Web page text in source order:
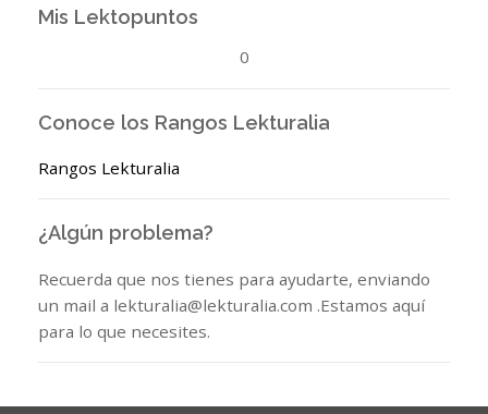
Mis Lektopuntos
0
Conoce los Rangos Lekturalia
Rangos Lekturalia
¿Algún problema?
Recuerda que nos tienes para ayudarte, enviando
un mail a lekturalia@lekturalia.com .Estamos aquí
para lo que necesites.